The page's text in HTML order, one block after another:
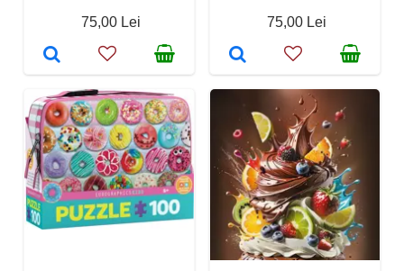
75,00 Lei
75,00 Lei